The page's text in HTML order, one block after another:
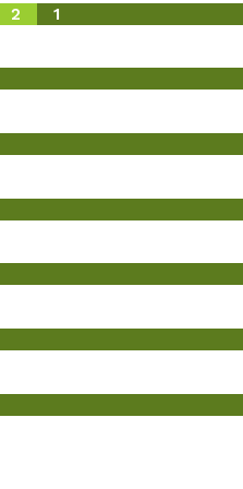
2 1